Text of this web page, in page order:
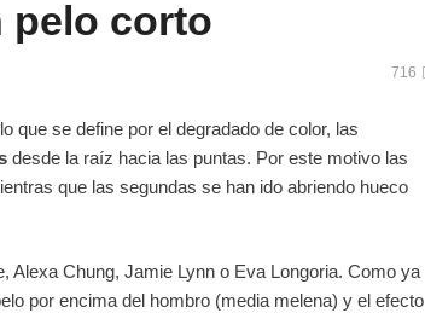
pelo corto
716
que se define por el degradado de color, las
desde la raíz hacia las puntas. Por este motivo las
que las segundas se han ido abriendo hueco
Alexa Chung, Jamie Lynn o Eva Longoria. Como ya
por encima del hombro (media melena) y el efecto